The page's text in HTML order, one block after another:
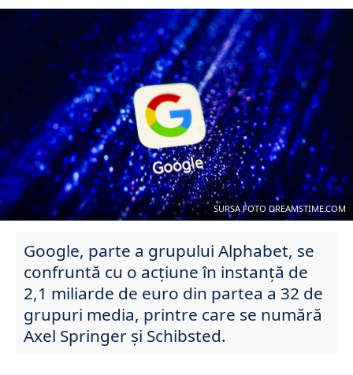
SURSA FOTO DREAMSTIME.COM
Google, parte a grupului Alphabet, se
confruntă cu o acțiune în instanță de
2,1 miliarde de euro din partea a 32 de
grupuri media, printre care se numără
Axel Springer și Schibsted.